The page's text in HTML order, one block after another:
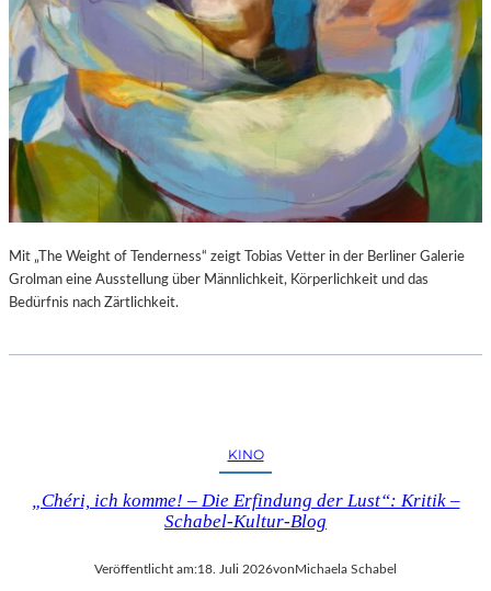
Mit „The Weight of Tenderness“ zeigt Tobias Vetter in der Berliner Galerie
Grolman eine Ausstellung über Männlichkeit, Körperlichkeit und das
Bedürfnis nach Zärtlichkeit.
KINO
„Chéri, ich komme! – Die Erfindung der Lust“: Kritik –
Schabel-Kultur-Blog
Veröffentlicht am:18. Juli 2026vonMichaela Schabel